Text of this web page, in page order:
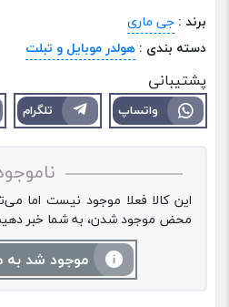
برند : جی ماری
دسته بندی : هولدر موبایل و تبلت
پشتیبانی
واتساپ تلگرام
این کالا فعلا موجود نیست اما
محض موجود شدن، به شما خبر
موجود شد به